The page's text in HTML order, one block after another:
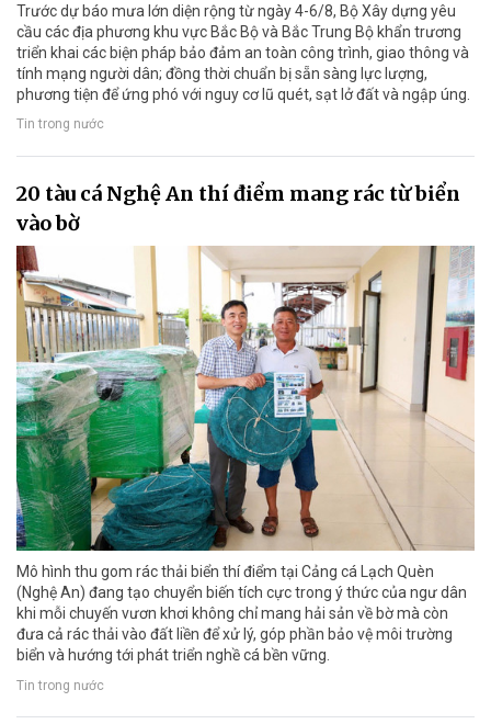
Trước dự báo mưa lớn diện rộng từ ngày 4-6/8, Bộ Xây dựng yêu
cầu các địa phương khu vực Bắc Bộ và Bắc Trung Bộ khẩn trương
triển khai các biện pháp bảo đảm an toàn công trình, giao thông và
tính mạng người dân; đồng thời chuẩn bị sẵn sàng lực lượng,
phương tiện để ứng phó với nguy cơ lũ quét, sạt lở đất và ngập úng.
Tin trong nước
20 tàu cá Nghệ An thí điểm mang rác từ biển
vào bờ
Mô hình thu gom rác thải biển thí điểm tại Cảng cá Lạch Quèn
(Nghệ An) đang tạo chuyển biến tích cực trong ý thức của ngư dân
khi mỗi chuyến vươn khơi không chỉ mang hải sản về bờ mà còn
đưa cả rác thải vào đất liền để xử lý, góp phần bảo vệ môi trường
biển và hướng tới phát triển nghề cá bền vững.
Tin trong nước